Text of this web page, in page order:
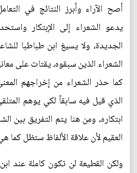
أصح الآراء وأبرز النتائج في
يدعو الشعراء إلى الإبتكار
الجديدة، ولا يسيغ ابن طباطبا
الشعراء الذين سبقوه، يقتات على
كما حذر الشعراء من إخراجهم
الذي قيل فيه سابقاً لكي يوهم
ابتكاره، ومن هنا يتم التفريق بين
العقيم لأن علاقة الألفاظ ستظل كما
ولكن القطيعة لن تكون كاملة عند